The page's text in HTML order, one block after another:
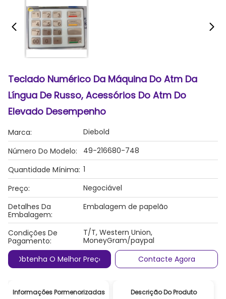
Teclado Numérico Da Máquina Do Atm Da
Língua De Russo, Acessórios Do Atm Do
Elevado Desempenho
Marca:
Diebold
Número Do Modelo:
49-216680-748
Quantidade Mínima: 1
Preço:
Negociável
Detalhes Da
Embalagem:
Embalagem de papelão
Condições De
Pagamento:
T/T, Western Union,
MoneyGram/paypal
Obtenha O Melhor Preço
Contacte Agora
Informações Pormenorizadas Descrição Do Produto